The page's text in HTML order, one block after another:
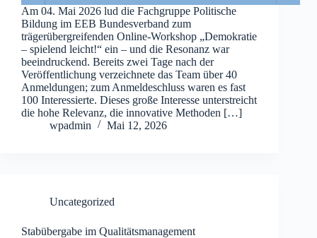
Am 04. Mai 2026 lud die Fachgruppe Politische
Bildung im EEB Bundesverband zum
trägerübergreifenden Online-Workshop „Demokratie
– spielend leicht!“ ein – und die Resonanz war
beeindruckend. Bereits zwei Tage nach der
Veröffentlichung verzeichnete das Team über 40
Anmeldungen; zum Anmeldeschluss waren es fast
100 Interessierte. Dieses große Interesse unterstreicht
die hohe Relevanz, die innovative Methoden […]
wpadmin
Mai 12, 2026
Uncategorized
Stabübergabe im Qualitätsmanagement